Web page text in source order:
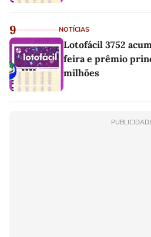
9 NOTÍCIAS
Lotofácil 3752
feira e prêmio
milhões